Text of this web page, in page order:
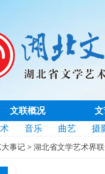
文联概况
音乐 曲艺 摄
事记 > 湖北省文学艺术界联